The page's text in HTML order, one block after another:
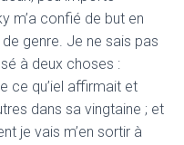
m’a confié de but en
genre. Je ne sais pas
à deux choses :
ce qu’iel affirmait et
dans sa vingtaine ; et
je vais m’en sortir à